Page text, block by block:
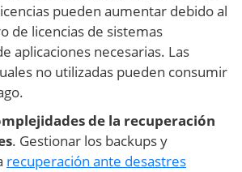
pueden aumentar debido al
de licencias de sistemas
aplicaciones necesarias. Las
no utilizadas pueden consumir
de la recuperación
. Gestionar los backups y
recuperación ante desastres